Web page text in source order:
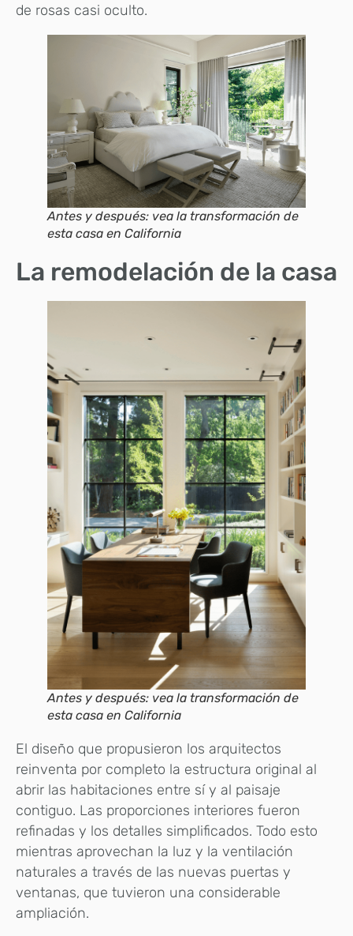
de rosas casi oculto.
Antes y después: vea la transformación de
esta casa en California
La remodelación de la casa
Antes y después: vea la transformación de
esta casa en California
El diseño que propusieron los arquitectos
reinventa por completo la estructura original al
abrir las habitaciones entre sí y al paisaje
contiguo. Las proporciones interiores fueron
refinadas y los detalles simplificados. Todo esto
mientras aprovechan la luz y la ventilación
naturales a través de las nuevas puertas y
ventanas, que tuvieron una considerable
ampliación.